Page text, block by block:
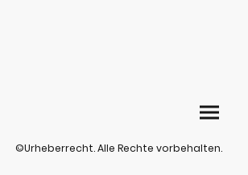
©Urheberrecht. Alle Rechte vorbehalten.